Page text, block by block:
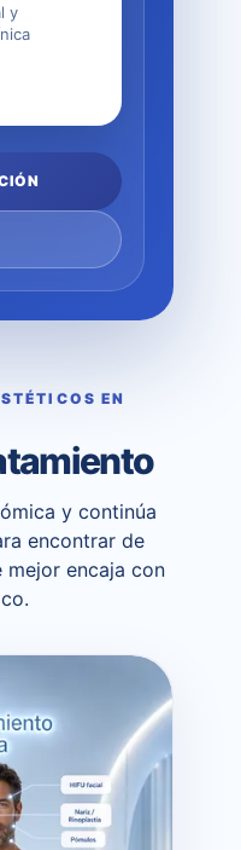
y
EN
y continúa
encontrar de
encaja con